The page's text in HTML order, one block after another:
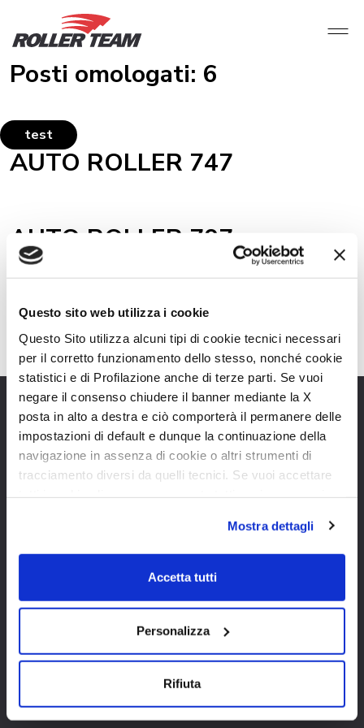
Questo sito web utilizza i cookie
Questo Sito utilizza alcuni tipi di cookie tecnici necessari
per il corretto funzionamento dello stesso, nonché cookie
statistici e di Profilazione anche di terze parti. Se vuoi
negare il consenso chiudere il banner mediante la X
posta in alto a destra e ciò comporterà il permanere delle
impostazioni di default e dunque la continuazione della
navigazione in assenza di cookie o altri strumenti di
tracciamento diversi da quelli tecnici. Se vuoi accettare
su acconsento selezionati. Se vuoi saperne di più clicca
qui. Cliccando sul tasto "Acconsento" permetti l'utilizzo
Mostra dettagli
Accetta tutti
Personalizza
Rifiuta
Posti omologati: 6
test
AUTO ROLLER 747
AUTO ROLLER 707
AUTO ROLLER 746
Cookie policy
Privacy Policy
Cookie preferences
DEALERSHIPS
Information request
Virtual Tour
USER AND MAINTENANCE
WARRANTY BOOKLET
Livingstone